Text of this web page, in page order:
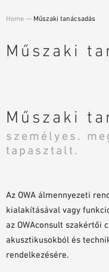
MINTA MEGRENDELÉS
Home — Műszaki tanácsadás
Műszaki
Műszaki
személyes.
tapasztalt.
Az OWA álmennyezeti
kialakításával vagy
az OWAconsult szakértői
akusztikusokból és
rendelkezésére.